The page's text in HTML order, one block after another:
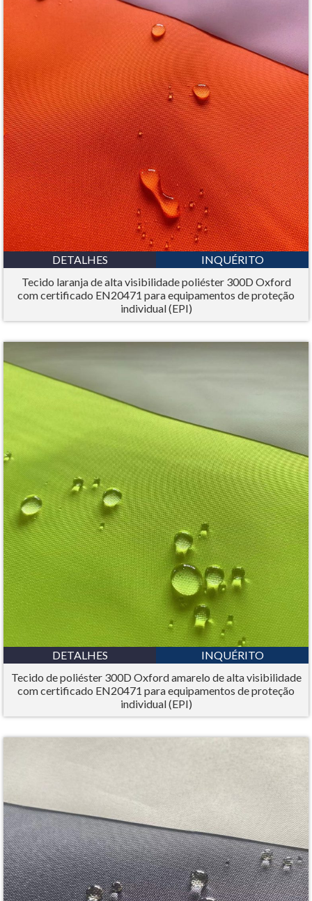
DETALHES
INQUÉRITO
Tecido laranja de alta visibilidade poliéster 300D Oxford
com certificado EN20471 para equipamentos de proteção
individual (EPI)
DETALHES
INQUÉRITO
Tecido de poliéster 300D Oxford amarelo de alta visibilidade
com certificado EN20471 para equipamentos de proteção
individual (EPI)